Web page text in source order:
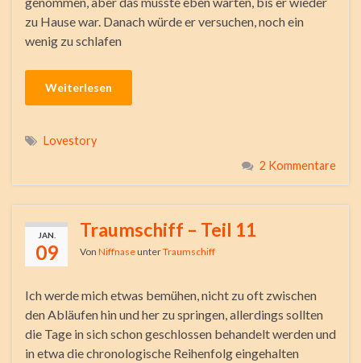
zu Hause war. Danach würde er versuchen, noch ein
wenig zu schlafen
Weiterlesen
Lovestory
2 Kommentare
JAN.
09
Traumschiff – Teil 11
Von NiffnaseunterTraumschiff
Ich werde mich etwas bemühen, nicht zu oft zwischen
den Abläufen hin und her zu springen, allerdings sollten
die Tage in sich schon geschlossen behandelt werden und
in etwa die chronologische Reihenfolg eingehalten